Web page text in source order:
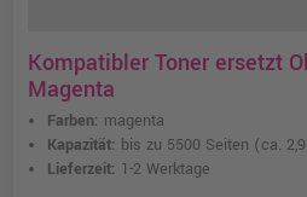
Kompatibler Toner ersetzt
Magenta
Farben: magenta
Kapazität: bis zu 5500 Seiten (ca.
Lieferzeit: 1-2 Werktage